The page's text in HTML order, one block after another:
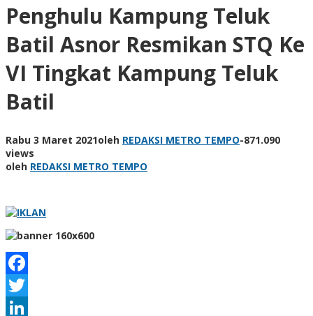
Penghulu Kampung Teluk
Batil Asnor Resmikan STQ Ke
VI Tingkat Kampung Teluk
Batil
Rabu 3 Maret 2021oleh REDAKSI METRO TEMPO-871.090
views
oleh REDAKSI METRO TEMPO
Facebook
Twitter